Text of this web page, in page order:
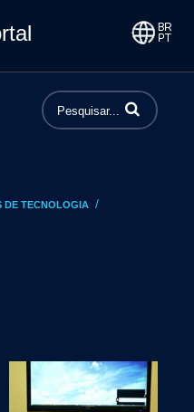
Insira termos
DE TECNOLOGIA /